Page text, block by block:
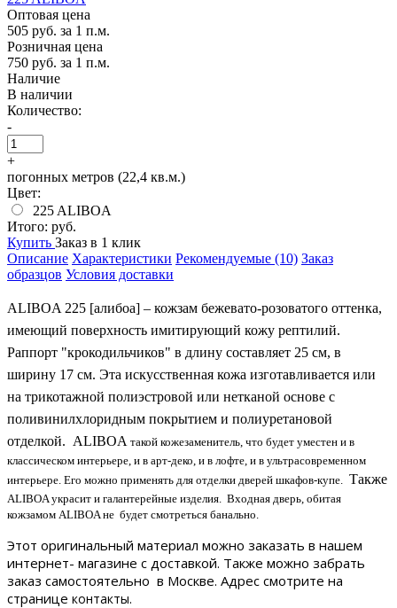
Оптовая цена
505 руб. за 1 п.м.
Розничная цена
750 руб. за 1 п.м.
Наличие
В наличии
Количество:
-
+
погонных метров (22,4 кв.м.)
Цвет:
225 ALIBOA
Итого: руб.
Купить Заказ в 1 клик
Описание Характеристики Рекомендуемые (10) Заказ
образцов Условия доставки
ALIBOA 225 [алибоа] – кожзам бежевато-розоватого оттенка,
имеющий поверхность имитирующий кожу рептилий.
Раппорт "крокодильчиков" в длину составляет 25 см, в
ширину 17 см. Эта искусственная кожа изготавливается или
на трикотажной полиэстровой или нетканой основе с
поливинилхлоридным покрытием и полиуретановой
отделкой. ALIBOA такой кожезаменитель, что будет уместен и в
классическом интерьере, и в арт-деко, и в лофте, и в ультрасовременном
интерьере. Его можно применять для отделки дверей шкафов-купе.
Также
ALIBOA украсит и галантерейные изделия. Входная дверь, обитая
кожзамом ALIBOA не будет смотреться банально.
Этот оригинальный материал можно заказать в нашем
интернет- магазине с доставкой. Также можно забрать
заказ самостоятельно в Москве. Адрес смотрите на
странице контакты.